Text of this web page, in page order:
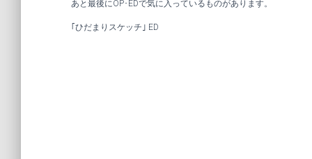
あと最後にOP･EDで気に入っているものがあります。
｢ひだまりスケッチ｣ ED